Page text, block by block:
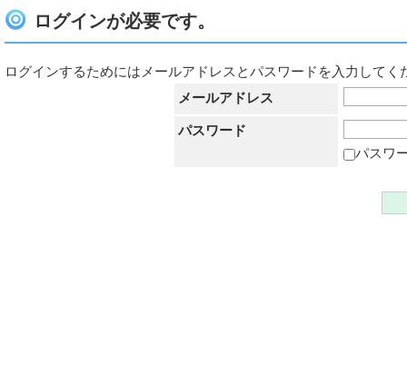
ログインが必要です。
ログインするためにはメールアドレスとパスワードを入力してく
メールアドレス
パスワード
パスワ